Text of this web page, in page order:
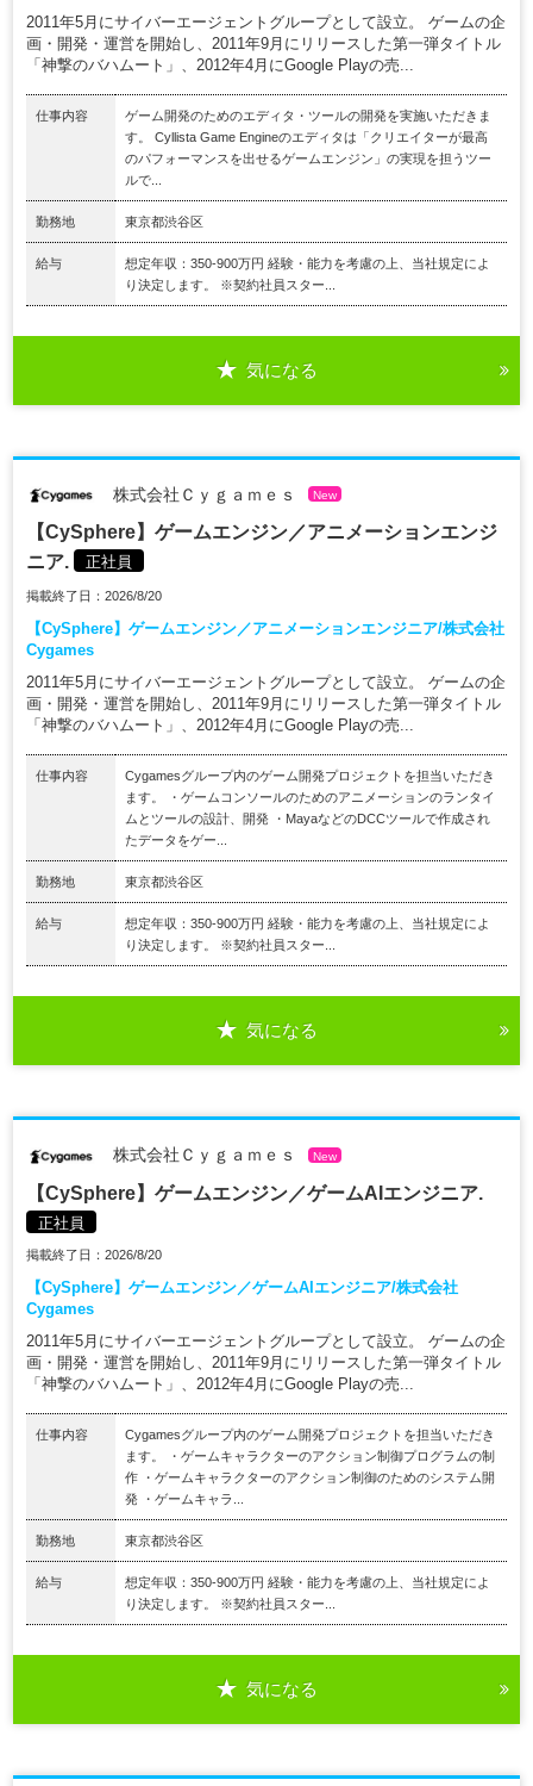
2011年5月にサイバーエージェントグループとして設立。 ゲームの企
画・開発・運営を開始し、2011年9月にリリースした第一弾タイトル
「神撃のバハムート」、2012年4月にGoogle Playの売...
仕事内容
ゲーム開発のためのエディタ・ツールの開発を実施いただきま
す。 Cyllista Game Engineのエディタは「クリエイターが最高
のパフォーマンスを出せるゲームエンジン」の実現を担うツー
ルで...
勤務地 東京都渋谷区
給与
想定年収：350-900万円 経験・能力を考慮の上、当社規定によ
り決定します。 ※契約社員スター...
気になる
株式会社Ｃｙｇａｍｅｓ New
【CySphere】ゲームエンジン／アニメーションエンジ
ニア.
正社員
掲載終了日：2026/8/20
【CySphere】ゲームエンジン／アニメーションエンジニア/株式会社
Cygames
2011年5月にサイバーエージェントグループとして設立。 ゲームの企
画・開発・運営を開始し、2011年9月にリリースした第一弾タイトル
「神撃のバハムート」、2012年4月にGoogle Playの売...
仕事内容
Cygamesグループ内のゲーム開発プロジェクトを担当いただき
ます。 ・ゲームコンソールのためのアニメーションのランタイ
ムとツールの設計、開発 ・MayaなどのDCCツールで作成され
たデータをゲー...
勤務地 東京都渋谷区
給与
想定年収：350-900万円 経験・能力を考慮の上、当社規定によ
り決定します。 ※契約社員スター...
気になる
株式会社Ｃｙｇａｍｅｓ New
【CySphere】ゲームエンジン／ゲームAIエンジニア.
正社員
掲載終了日：2026/8/20
【CySphere】ゲームエンジン／ゲームAIエンジニア/株式会社
Cygames
2011年5月にサイバーエージェントグループとして設立。 ゲームの企
画・開発・運営を開始し、2011年9月にリリースした第一弾タイトル
「神撃のバハムート」、2012年4月にGoogle Playの売...
仕事内容
Cygamesグループ内のゲーム開発プロジェクトを担当いただき
ます。 ・ゲームキャラクターのアクション制御プログラムの制
作 ・ゲームキャラクターのアクション制御のためのシステム開
発 ・ゲームキャラ...
勤務地 東京都渋谷区
給与
想定年収：350-900万円 経験・能力を考慮の上、当社規定によ
り決定します。 ※契約社員スター...
気になる